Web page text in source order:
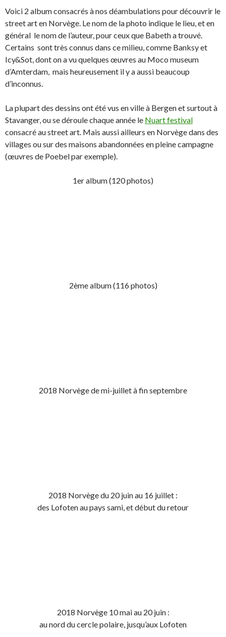
Voici 2 album consacrés à nos déambulations pour découvrir le
street art en Norvège. Le nom de la photo indique le lieu, et en
général le nom de l’auteur, pour ceux que Babeth a trouvé.
Certains sont très connus dans ce milieu, comme Banksy et
Icy&Sot, dont on a vu quelques œuvres au Moco museum
d’Amterdam, mais heureusement il y a aussi beaucoup
d’inconnus.
La plupart des dessins ont été vus en ville à Bergen et surtout à
Stavanger, ou se déroule chaque année le Nuart festival
consacré au street art. Mais aussi ailleurs en Norvège dans des
villages ou sur des maisons abandonnées en pleine campagne
(œuvres de Poebel par exemple).
1er album (120 photos)
2ème album (116 photos)
2018 Norvège de mi-juillet à fin septembre
2018 Norvège du 20 juin au 16 juillet :
des Lofoten au pays sami, et début du retour
2018 Norvège 10 mai au 20 juin :
au nord du cercle polaire, jusqu’aux Lofoten